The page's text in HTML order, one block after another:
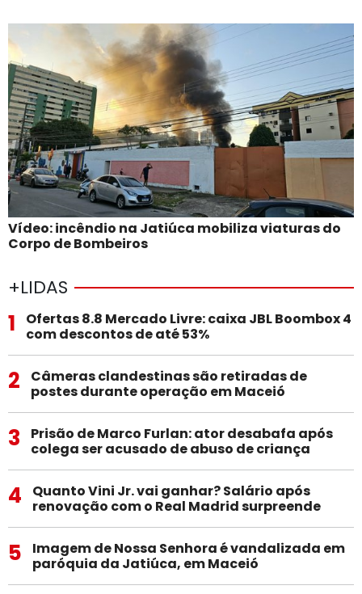
Vídeo: incêndio na Jatiúca mobiliza viaturas do
Corpo de Bombeiros
+LIDAS
1
Ofertas 8.8 Mercado Livre: caixa JBL Boombox 4
com descontos de até 53%
2
Câmeras clandestinas são retiradas de
postes durante operação em Maceió
3
Prisão de Marco Furlan: ator desabafa após
colega ser acusado de abuso de criança
4
Quanto Vini Jr. vai ganhar? Salário após
renovação com o Real Madrid surpreende
5
Imagem de Nossa Senhora é vandalizada em
paróquia da Jatiúca, em Maceió